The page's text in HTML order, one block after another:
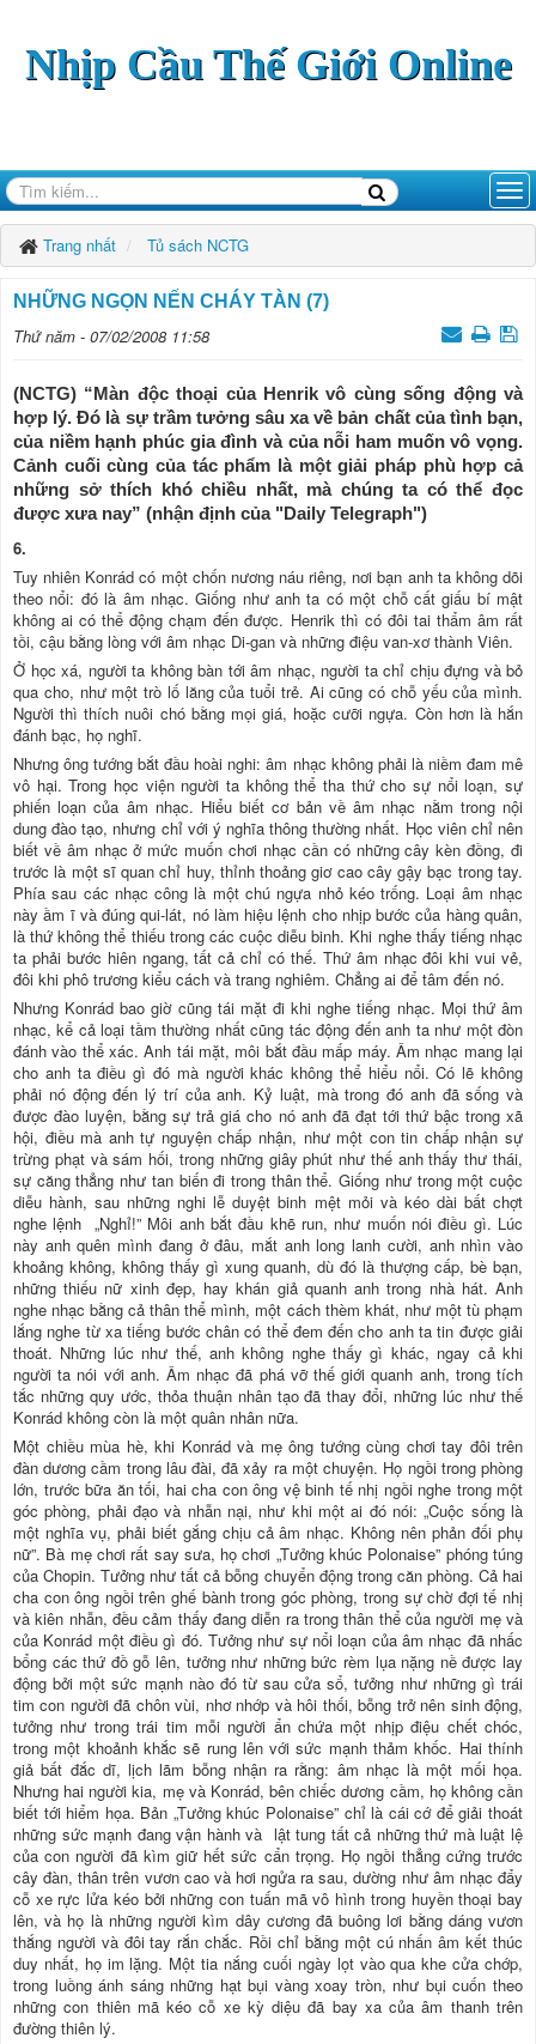
Nhịp Cầu Thế Giới Online
Trang nhất Tủ sách NCTG
NHỮNG NGỌN NẾN CHÁY TÀN (7)
Thứ năm - 07/02/2008 11:58
(NCTG) “Màn độc thoại của Henrik vô cùng sống động và
hợp lý. Đó là sự trầm tưởng sâu xa về bản chất của tình bạn,
của niềm hạnh phúc gia đình và của nỗi ham muốn vô vọng.
Cảnh cuối cùng của tác phẩm là một giải pháp phù hợp cả
những sở thích khó chiều nhất, mà chúng ta có thể đọc
được xưa nay” (nhận định của "Daily Telegraph")
6.
Tuy nhiên Konrád có một chốn nương náu riêng, nơi bạn anh ta không dõi
theo nổi: đó là âm nhạc. Giống như anh ta có một chỗ cất giấu bí mật
không ai có thể động chạm đến được. Henrik thì có đôi tai thẩm âm rất
tồi, cậu bằng lòng với âm nhạc Di-gan và những điệu van-xơ thành Viên.
Ở học xá, người ta không bàn tới âm nhạc, người ta chỉ chịu đựng và bỏ
qua cho, như một trò lố lăng của tuổi trẻ. Ai cũng có chỗ yếu của mình.
Người thì thích nuôi chó bằng mọi giá, hoặc cưỡi ngựa. Còn hơn là hắn
đánh bạc, họ nghĩ.
Nhưng ông tướng bắt đầu hoài nghi: âm nhạc không phải là niềm đam mê
vô hại. Trong học viện người ta không thể tha thứ cho sự nổi loạn, sự
phiến loạn của âm nhạc. Hiểu biết cơ bản về âm nhạc nằm trong nội
dung đào tạo, nhưng chỉ với ý nghĩa thông thường nhất. Học viên chỉ nên
biết về âm nhạc ở mức muốn chơi nhạc cần có những cây kèn đồng, đi
trước là một sĩ quan chỉ huy, thỉnh thoảng giơ cao cây gậy bạc trong tay.
Phía sau các nhạc công là một chú ngựa nhỏ kéo trống. Loại âm nhạc
này ầm ĩ và đúng qui-lát, nó làm hiệu lệnh cho nhịp bước của hàng quân,
là thứ không thể thiếu trong các cuộc diễu binh. Khi nghe thấy tiếng nhạc
ta phải bước hiên ngang, tất cả chỉ có thế. Thứ âm nhạc đôi khi vui vẻ,
đôi khi phô trương kiểu cách và trang nghiêm. Chẳng ai để tâm đến nó.
Nhưng Konrád bao giờ cũng tái mặt đi khi nghe tiếng nhạc. Mọi thứ âm
nhạc, kể cả loại tầm thường nhất cũng tác động đến anh ta như một đòn
đánh vào thể xác. Anh tái mặt, môi bắt đầu mấp máy. Âm nhạc mang lại
cho anh ta điều gì đó mà người khác không thể hiểu nổi. Có lẽ không
phải nó động đến lý trí của anh. Kỷ luật, mà trong đó anh đã sống và
được đào luyện, bằng sự trả giá cho nó anh đã đạt tới thứ bậc trong xã
hội, điều mà anh tự nguyện chấp nhận, như một con tin chấp nhận sự
trừng phạt và sám hối, trong những giây phút như thế anh thấy thư thái,
sự căng thẳng như tan biến đi trong thân thể. Giống như trong một cuộc
diễu hành, sau những nghi lễ duyệt binh mệt mỏi và kéo dài bất chợt
nghe lệnh „Nghỉ!” Môi anh bắt đầu khẽ run, như muốn nói điều gì. Lúc
này anh quên mình đang ở đâu, mắt anh long lanh cười, anh nhìn vào
khoảng không, không thấy gì xung quanh, dù đó là thượng cấp, bè bạn,
những thiếu nữ xinh đẹp, hay khán giả quanh anh trong nhà hát. Anh
nghe nhạc bằng cả thân thể mình, một cách thèm khát, như một tù phạm
lắng nghe từ xa tiếng bước chân có thể đem đến cho anh ta tin được giải
thoát. Những lúc như thế, anh không nghe thấy gì khác, ngay cả khi
người ta nói với anh. Âm nhạc đã phá vỡ thế giới quanh anh, trong tích
tắc những quy ước, thỏa thuận nhân tạo đã thay đổi, những lúc như thế
Konrád không còn là một quân nhân nữa.
Một chiều mùa hè, khi Konrád và mẹ ông tướng cùng chơi tay đôi trên
đàn dương cầm trong lâu đài, đã xảy ra một chuyện. Họ ngồi trong phòng
lớn, trước bữa ăn tối, hai cha con ông vệ binh tế nhị ngồi nghe trong một
góc phòng, phải đạo và nhẫn nại, như khi một ai đó nói: „Cuộc sống là
một nghĩa vụ, phải biết gắng chịu cả âm nhạc. Không nên phản đối phụ
nữ”. Bà mẹ chơi rất say sưa, họ chơi „Tưởng khúc Polonaise” phóng túng
của Chopin. Tưởng như tất cả bỗng chuyển động trong căn phòng. Cả hai
cha con ông ngồi trên ghế bành trong góc phòng, trong sự chờ đợi tế nhị
và kiên nhẫn, đều cảm thấy đang diễn ra trong thân thể của người mẹ và
của Konrád một điều gì đó. Tưởng như sự nổi loạn của âm nhạc đã nhấc
bổng các thứ đồ gỗ lên, tưởng như những bức rèm lụa nặng nề được lay
động bởi một sức mạnh nào đó từ sau cửa sổ, tưởng như những gì trái
tim con người đã chôn vùi, nhơ nhớp và hôi thối, bỗng trở nên sinh động,
tưởng như trong trái tim mỗi người ẩn chứa một nhịp điệu chết chóc,
trong một khoảnh khắc sẽ rung lên với sức mạnh thảm khốc. Hai thính
giả bất đắc dĩ, lịch lãm bỗng nhận ra rằng: âm nhạc là một mối họa.
Nhưng hai người kia, mẹ và Konrád, bên chiếc dương cầm, họ không cần
biết tới hiểm họa. Bản „Tưởng khúc Polonaise” chỉ là cái cớ để giải thoát
những sức mạnh đang vận hành và lật tung tất cả những thứ mà luật lệ
của con người đã kìm giữ hết sức cẩn trọng. Họ ngồi thẳng cứng trước
cây đàn, thân trên vươn cao và hơi ngửa ra sau, dường như âm nhạc đẩy
cỗ xe rực lửa kéo bởi những con tuấn mã vô hình trong huyền thoại bay
lên, và họ là những người kìm dây cương đã buông lơi bằng dáng vươn
thắng người và đôi tay rắn chắc. Rồi chỉ bằng một cú nhấn âm kết thúc
duy nhất, họ im lặng. Một tia nắng cuối ngày lọt vào qua khe cửa chớp,
trong luồng ánh sáng những hạt bụi vàng xoay tròn, như bụi cuốn theo
những con thiên mã kéo cỗ xe kỳ diệu đã bay xa của âm thanh trên
đường thiên lý.